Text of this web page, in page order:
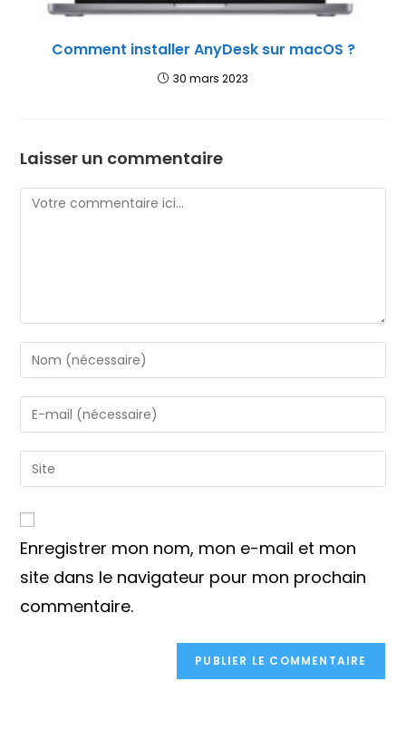
Comment installer AnyDesk sur macOS ?
30 mars 2023
Laisser un commentaire
Comment
Enter
your
name
or
to
comment
Enter
your
email
address
Saisir
l’URL
votre
site
(facultatif)
Enregistrer mon nom, mon e-mail et mon
site dans le navigateur pour mon prochain
commentaire.